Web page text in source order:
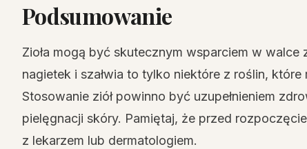
Podsumowanie
Zioła mogą być skutecznym wsparciem w
nagietek i szałwia to tylko niektóre z roślin,
Stosowanie ziół powinno być uzupełnieniem
pielęgnacji skóry. Pamiętaj, że przed
z lekarzem lub dermatologiem.